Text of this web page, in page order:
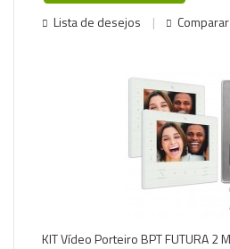
Lista de desejos Comparar
KIT Vídeo Porteiro BPT FUTURA 2